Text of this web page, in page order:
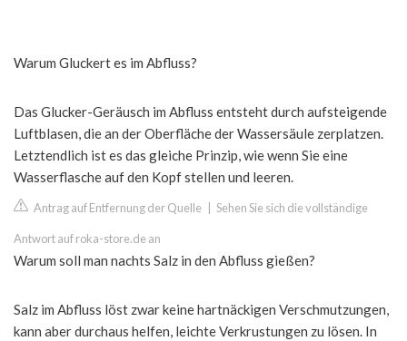
Warum Gluckert es im Abfluss?
Das Glucker-Geräusch im Abfluss entsteht durch aufsteigende
Luftblasen, die an der Oberfläche der Wassersäule zerplatzen.
Letztendlich ist es das gleiche Prinzip, wie wenn Sie eine
Wasserflasche auf den Kopf stellen und leeren.
Antrag auf Entfernung der Quelle Sehen Sie sich die vollständige
Antwort auf roka-store.de an
Warum soll man nachts Salz in den Abfluss gießen?
Salz im Abfluss löst zwar keine hartnäckigen Verschmutzungen,
kann aber durchaus helfen, leichte Verkrustungen zu lösen. In